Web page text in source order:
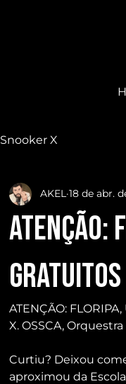
Snooker X
ATENÇÃO:
AKEL 18 de abr.
ATENÇÃO:
X. OSSCA,
Curtiu? Deixou
aproximou da